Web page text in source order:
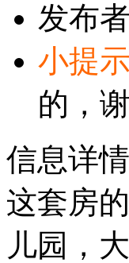
发布
小提示
的，
信息详情
这套房
儿园，